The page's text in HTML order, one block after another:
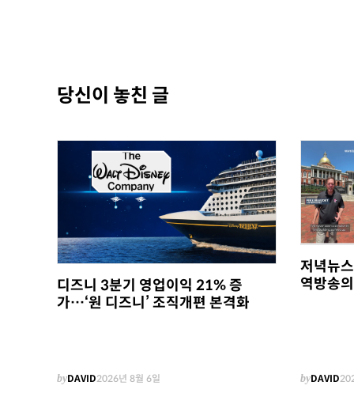
당신이 놓친 글
디즈니 3분기 영업이익 21% 증
가…‘원 디즈니’ 조직개편 본격화
byDAVID2026년 8월 6일
저녁뉴
역방송
byDAVID